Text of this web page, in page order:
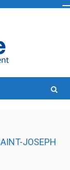
JOSEPH